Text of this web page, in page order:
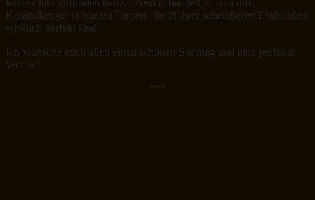
Keramikengel in bunten Farben, die in ihrer scheinbaren Einfachheit
wirklich perfekt sind.
Ich wünsche euch allen einen schönen Sonntag und eine perfekte
Woche!
***